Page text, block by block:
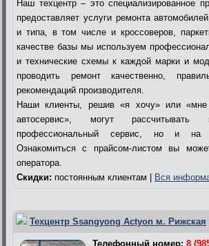
Наш техцентр – это специализированное
предоставляет услуги ремонта
и типа, в том числе и кроссоверов,
качестве базы мы используем
и технические схемы к каждой марки и
проводить ремонт качественно,
рекомендаций производителя.
Наши клиенты, решив «я хочу» или «мне
автосервис», могут
профессиональный сервис, но и на
Ознакомиться с прайсом-листом вы
оператора.
Скидки: постоянным клиентам | Вся
Техцентр Ssangyong Actyon м. Рижская
Телефонный номер: 8